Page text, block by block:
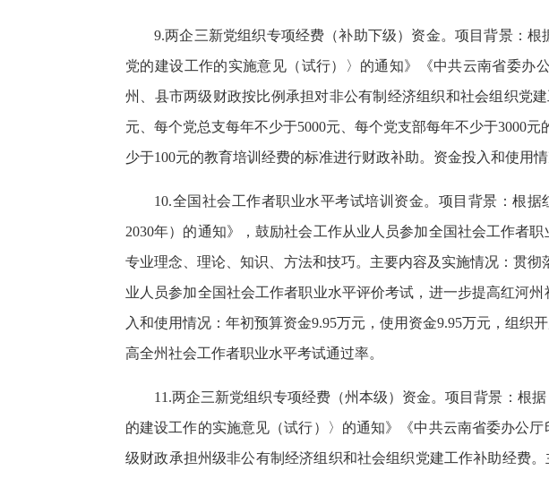
9.两企三新党组织专项经费（补助下级）资金。 项目背景：根
党的建设工作的实施意见（试行）〉的通知》《中共云南省委办
州、县市两级财政按比例承担对非公有制经济组织和社会组织党
元、每个党总支每年不少于5000元、每个党支部每年不少于3000元
少于100元的教育培训经费的标准进行财政补助。 资金投入和使用
10.全国社会工作者职业水平考试培训资金。项目背景：根
2030年）的通知》，鼓励社会工作从业人员参加全国社会工作者
专业理念、理论、知识、方法和技巧。主要内容及实施情况：贯彻
业人员参加全国社会工作者职业水平评价考试，进一步提高红河
入和使用情况：年初预算资金9.95万元，使用资金9.95万元，组织开
高全州社会工作者职业水平考试通过率。
11.两企三新党组织专项经费（州本级）资金。项目背景：根
的建设工作的实施意见（试行）〉的通知》《中共云南省委办公
级财政承担州级非公有制经济组织和社会组织党建工作补助经费